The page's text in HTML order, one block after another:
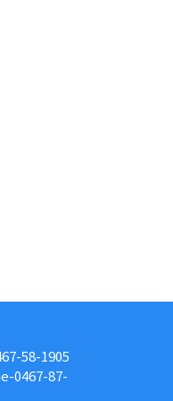
58-1905
0467-87-